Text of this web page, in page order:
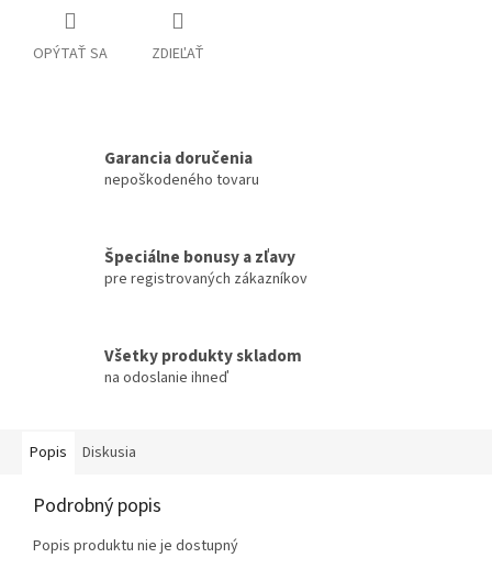
OPÝTAŤ SA ZDIEĽAŤ
Garancia doručenia
nepoškodeného tovaru
Špeciálne bonusy a zľavy
pre registrovaných zákazníkov
Všetky produkty skladom
na odoslanie ihneď
Popis Diskusia
Podrobný popis
Popis produktu nie je dostupný